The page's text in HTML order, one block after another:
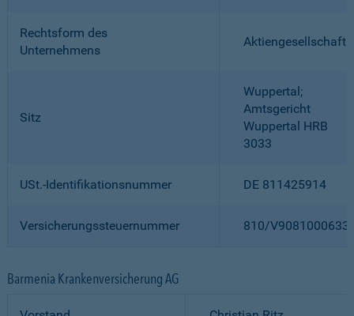
Rechtsform des
Unternehmens
Aktiengesellschaft
Sitz
Wuppertal;
Amtsgericht
Wuppertal HRB
3033
USt.-Identifikationsnummer DE 811425914
Versicherungssteuernummer 810/
Barmenia Krankenversicherung AG